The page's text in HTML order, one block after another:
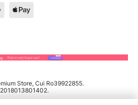
Store, Cui Ro39922855.